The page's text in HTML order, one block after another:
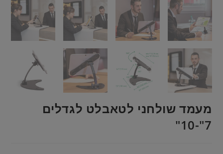
מעמד שולחני לטאבלט לגדלים
7"-10"